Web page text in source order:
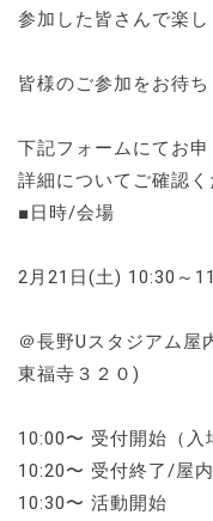
参加した皆さんで楽
皆様のご参加をお待ち
下記フォームにてお申
詳細についてご確認く
■日時/会場
2月21日(土) 10:30～
＠長野Uスタジアム屋
東福寺３２０)
10:00〜 受付開始（入
10:20〜 受付終了/屋
10:30〜 活動開始